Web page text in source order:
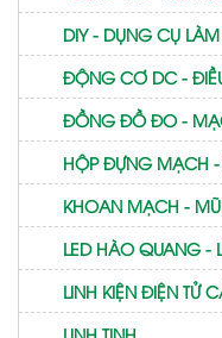
DIY - DỤNG CỤ
ĐỘNG CƠ DC -
ĐỒNG ĐỒ ĐO -
HỘP ĐỰNG MẠCH
KHOAN MẠCH -
LED HÀO QUANG -
LINH KIỆN ĐIỆN TỬ